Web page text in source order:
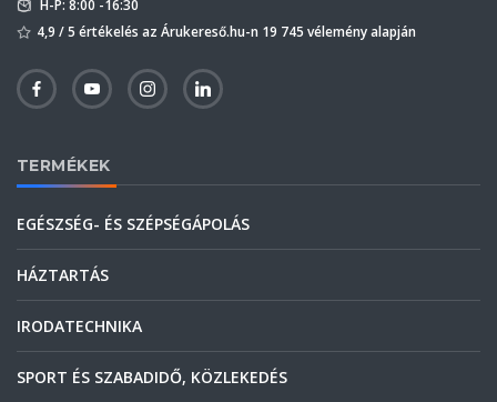
H-P: 8:00 -16:30
4,9 / 5 értékelés az Árukereső.hu-n 19 745 vélemény alapján
TERMÉKEK
EGÉSZSÉG- ÉS SZÉPSÉGÁPOLÁS
HÁZTARTÁS
IRODATECHNIKA
SPORT ÉS SZABADIDŐ, KÖZLEKEDÉS